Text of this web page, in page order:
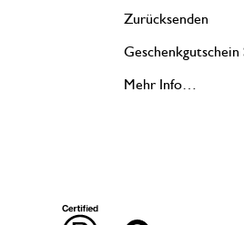
Zurücksenden
Geschenkgutschein
Mehr Info…